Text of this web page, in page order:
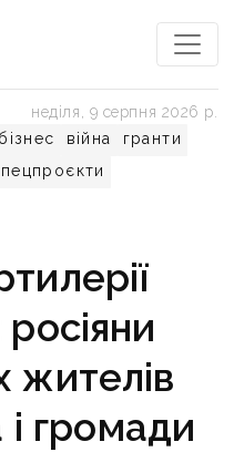
бізнес війна
гранти
неділя, 9 серпня 2026 р.
жителів
громади